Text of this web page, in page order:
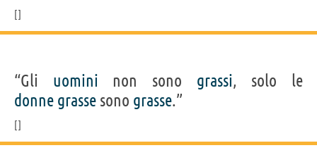
“Gli uomini non sono grassi, solo le
donne grasse sono grasse.”